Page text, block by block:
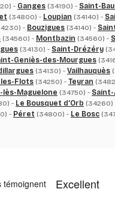
- Ganges (34190) - Saint-
(34800) - Loupian (34140) -
- Bouzigues (34140) -
(34560) - Montbazin (34560) -
(34130) - Saint-Drézéry
Geniès-des-Mourgues
(34130) - Vailhauquès
les-Flots (34250) - Teyran
lès-Maguelone (34750) -
- Le Bousquet d’Orb (34260)
- Péret (34800) - Le Bosc